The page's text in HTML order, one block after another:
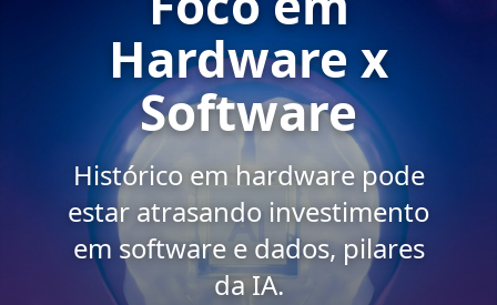
Hardware x
Software
Histórico em hardware pode
estar atrasando investimento
em software e dados, pilares
da IA.